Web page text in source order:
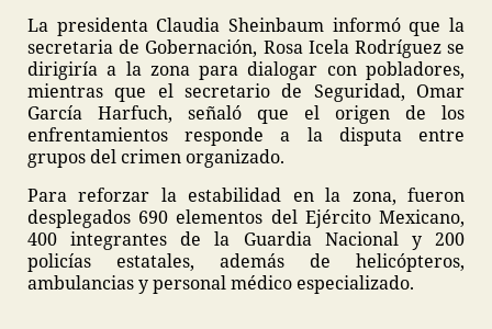
La presidenta Claudia Sheinbaum informó que la
secretaria de Gobernación, Rosa Icela Rodríguez se
dirigiría a la zona para dialogar con pobladores,
mientras que el secretario de Seguridad, Omar
García Harfuch, señaló que el origen de los
enfrentamientos responde a la disputa entre
grupos del crimen organizado.
Para reforzar la estabilidad en la zona, fueron
desplegados 690 elementos del Ejército Mexicano,
400 integrantes de la Guardia Nacional y 200
policías estatales, además de helicópteros,
ambulancias y personal médico especializado.